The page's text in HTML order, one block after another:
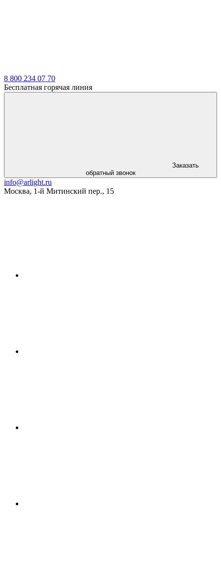
8 800 234 07 70
Бесплатная горячая линия
Заказать
обратный звонок
info@arlight.ru
Москва, 1-й Митинский пер., 15